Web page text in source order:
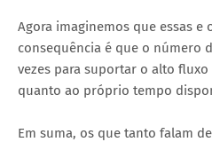
Agora imaginemos que essas
consequência é que o número
vezes para suportar o alto
quanto ao próprio tempo
Em suma, os que tanto falam